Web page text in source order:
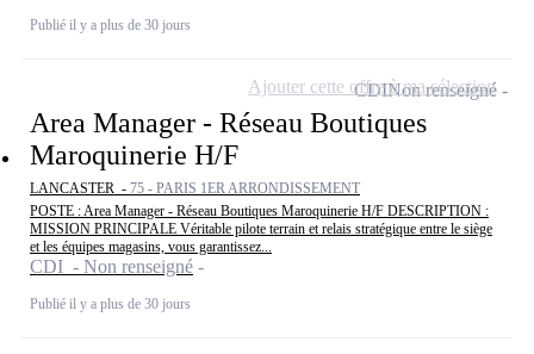
Publié il y a plus de 30 jours
Area Manager - Réseau Boutiques
Maroquinerie H/F
LANCASTER - 75 - PARIS 1ER ARRONDISSEMENT
POSTE : Area Manager - Réseau Boutiques Maroquinerie H/F DESCRIPTION :
MISSION PRINCIPALE Véritable pilote terrain et relais stratégique entre le siège
et les équipes magasins, vous garantissez...
CDI - Non renseigné
Publié il y a plus de 30 jours
CDINon renseigné
Ajouter cette offre à ma sélection